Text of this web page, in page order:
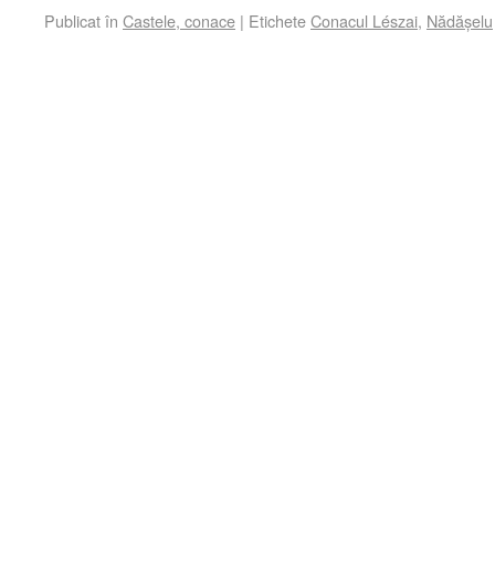
Publicat în Castele, conace | EticheteConacul Lészai, Nădășelu